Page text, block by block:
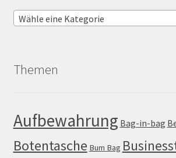
Wähle eine Kategorie
Themen
Aufbewahrung Bag-in-bag
Botentasche Bum Bag